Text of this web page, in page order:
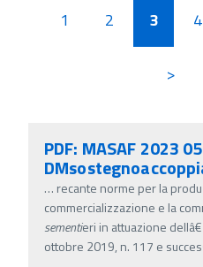
1 2 3 4
>
PDF: MASAF 2023
… recante norme per la
commercializzazione e la
sementieri in attuazione
ottobre 2019, n. 117 e